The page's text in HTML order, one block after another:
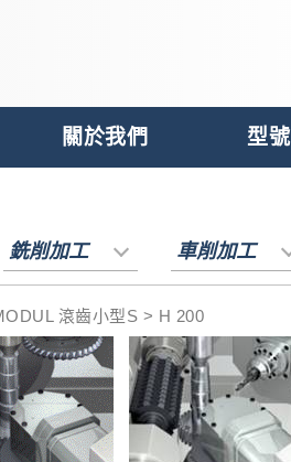
關於我們 型號
銑削加工 車削加工
滾齒小型S > H 200